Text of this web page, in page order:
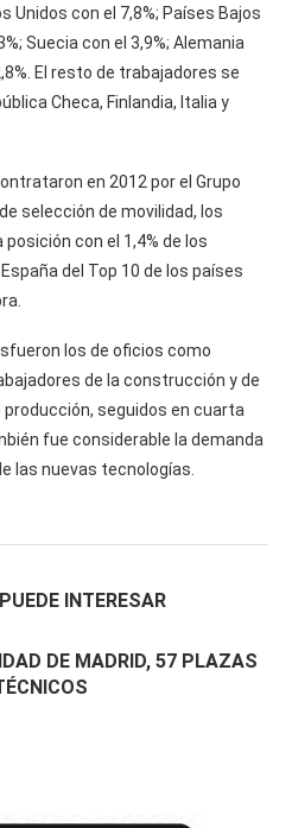
con el 7,8%; Países Bajos
Suecia con el 3,9%; Alemania
El resto de trabajadores se
Checa, Finlandia, Italia y
en 2012 por el Grupo
selección de movilidad, los
con el 1,4% de los
del Top 10 de los países
los de oficios como
de la construcción y de
seguidos en cuarta
fue considerable la demanda
las nuevas tecnologías.
INTERESAR
DE MADRID, 57 PLAZAS